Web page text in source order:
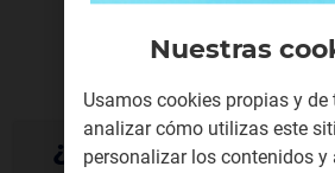
¿Ya eres cliente?
Nuestras
Usamos cookies propias y de
analizar cómo utilizas este
personalizar los contenidos y